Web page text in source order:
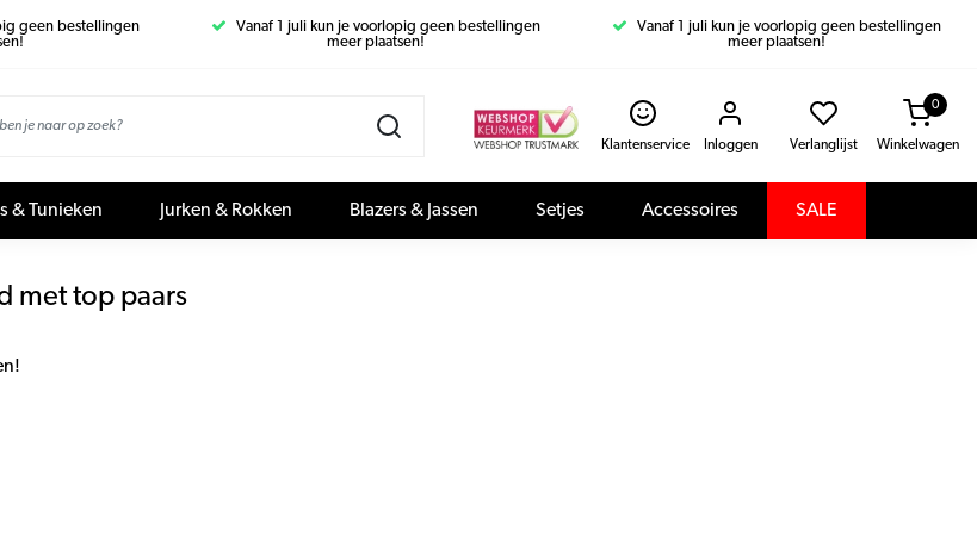
geen bestellingen
Vanaf 1 juli kun je voorlopig geen bestellingen
meer plaatsen!
Vanaf 1 juli kun je voorlopig geen bestellingen
meer plaatsen!
Klantenservice Inloggen Verlanglijst Winkelwagen
0
& Tunieken Jurken & Rokken Blazers & Jassen Setjes Accessoires SALE
met top paars